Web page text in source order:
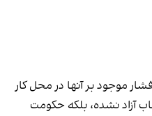
موجود بر آنها در محل کار
آزاد نشده، بلکه حکومت